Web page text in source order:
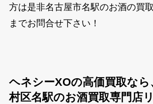
方は是非名古屋市名駅のお酒の買
までお問合せ下さい！
ヘネシーXOの高価買取なら
村区名駅のお酒買取専門店